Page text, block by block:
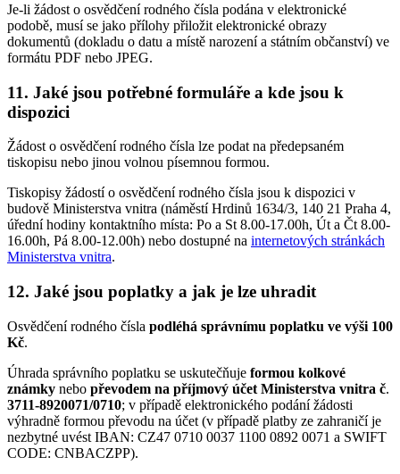
Je-li žádost o osvědčení rodného čísla podána v elektronické
podobě, musí se jako přílohy přiložit elektronické obrazy
dokumentů (dokladu o datu a místě narození a státním občanství) ve
formátu PDF nebo JPEG.
11. Jaké jsou potřebné formuláře a kde jsou k
dispozici
Žádost o osvědčení rodného čísla lze podat na předepsaném
tiskopisu nebo jinou volnou písemnou formou.
Tiskopisy žádostí o osvědčení rodného čísla jsou k dispozici v
budově Ministerstva vnitra (náměstí Hrdinů 1634/3, 140 21 Praha 4,
úřední hodiny kontaktního místa: Po a St 8.00-17.00h, Út a Čt 8.00-
16.00h, Pá 8.00-12.00h) nebo dostupné na internetových stránkách
Ministerstva vnitra.
12. Jaké jsou poplatky a jak je lze uhradit
Osvědčení rodného čísla podléhá správnímu poplatku ve výši 100
Kč.
Úhrada správního poplatku se uskutečňuje formou kolkové
známky nebo převodem na příjmový účet Ministerstva vnitra č.
3711-8920071/0710; v případě elektronického podání žádosti
výhradně formou převodu na účet (v případě platby ze zahraničí je
nezbytné uvést IBAN: CZ47 0710 0037 1100 0892 0071 a SWIFT
CODE: CNBACZPP).